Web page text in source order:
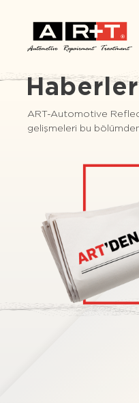
Haberler
ART-Automotive
gelişmeleri bu